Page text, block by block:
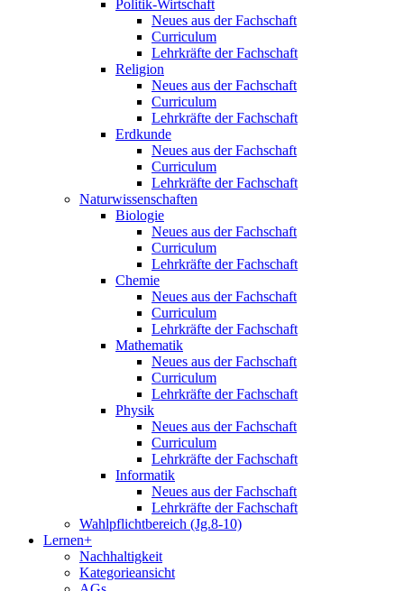
Politik-Wirtschaft
Neues aus der Fachschaft
Curriculum
Lehrkräfte der Fachschaft
Religion
Neues aus der Fachschaft
Curriculum
Lehrkräfte der Fachschaft
Erdkunde
Neues aus der Fachschaft
Curriculum
Lehrkräfte der Fachschaft
Naturwissenschaften
Biologie
Neues aus der Fachschaft
Curriculum
Lehrkräfte der Fachschaft
Chemie
Neues aus der Fachschaft
Curriculum
Lehrkräfte der Fachschaft
Mathematik
Neues aus der Fachschaft
Curriculum
Lehrkräfte der Fachschaft
Physik
Neues aus der Fachschaft
Curriculum
Lehrkräfte der Fachschaft
Informatik
Neues aus der Fachschaft
Lehrkräfte der Fachschaft
Wahlpflichtbereich (Jg.8-10)
Lernen+
Nachhaltigkeit
Kategorieansicht